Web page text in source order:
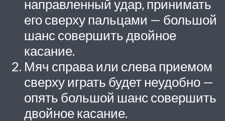
направленный удар, принимать
его сверху пальцами — большой
шанс совершить двойное
касание.
Мяч справа или слева приемом
сверху играть будет неудобно —
опять большой шанс совершить
двойное касание.